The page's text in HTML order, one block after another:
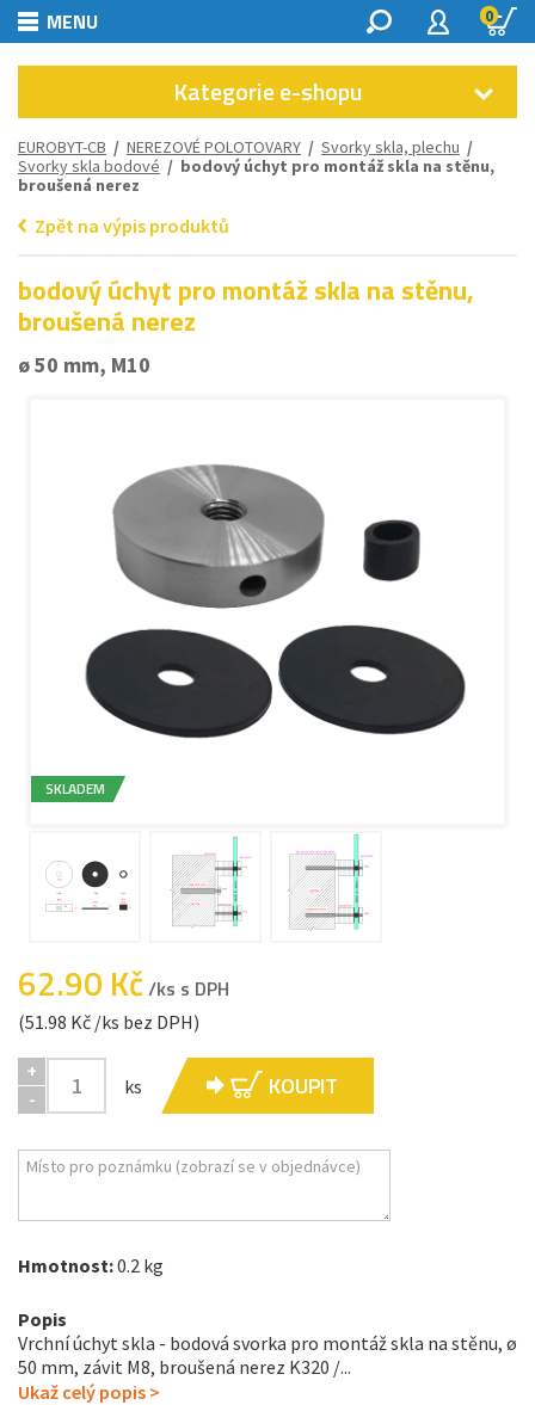
MENU 0
Kategorie e-shopu
EUROBYT-CB / NEREZOVÉ POLOTOVARY / Svorky skla, plechu /
Svorky skla bodové / bodový úchyt pro montáž skla na stěnu,
broušená nerez
Zpět na výpis produktů
bodový úchyt pro montáž skla na stěnu,
broušená nerez
ø 50 mm, M10
SKLADEM
62.90 Kč/ks s DPH
(51.98 Kč /ks bez DPH)
+
-
ks KOUPIT
Hmotnost:0.2 kg
Popis
Vrchní úchyt skla - bodová svorka pro montáž skla na stěnu, ø
50 mm, závit M8, broušená nerez K320 /...
Ukaž celý popis >